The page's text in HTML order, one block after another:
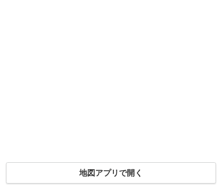
地図アプリで開く